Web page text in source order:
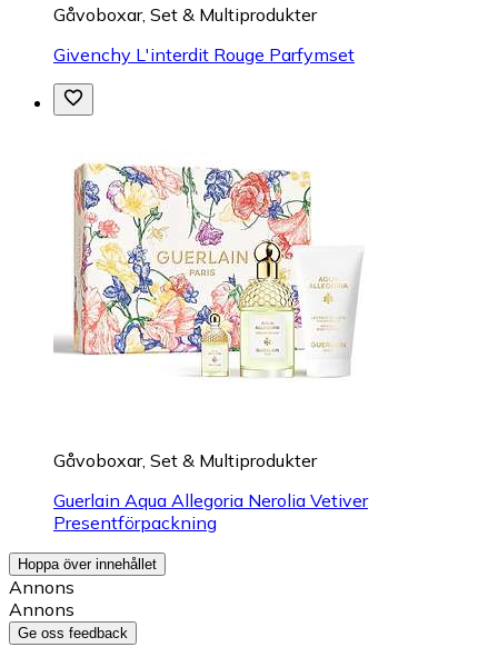
Gåvoboxar, Set & Multiprodukter
Givenchy L'interdit Rouge Parfymset
Gåvoboxar, Set & Multiprodukter
Guerlain Aqua Allegoria Nerolia Vetiver
Presentförpackning
Hoppa över innehållet
Annons
Annons
Ge oss feedback